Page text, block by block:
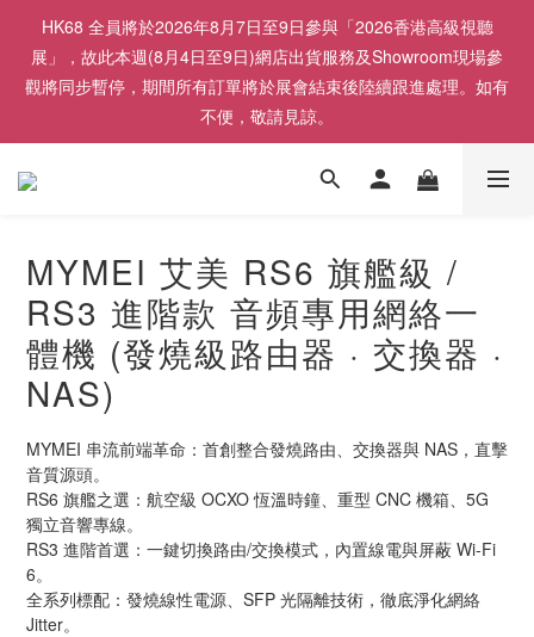
HK68 全員將於2026年8月7日至9日參與「2026香港高級視聽
展」，故此本週(8月4日至9日)網店出貨服務及Showroom現場參
觀將同步暫停，期間所有訂單將於展會結束後陸續跟進處理。如有
不便，敬請見諒。
MYMEI 艾美 RS6 旗艦級 /
RS3 進階款 音頻專用網絡一
體機 (發燒級路由器 · 交換器 ·
NAS)
MYMEI 串流前端革命：首創整合發燒路由、交換器與 NAS，直擊
音質源頭。
RS6 旗艦之選：航空級 OCXO 恆溫時鐘、重型 CNC 機箱、5G
獨立音響專線。
RS3 進階首選：一鍵切換路由/交換模式，內置線電與屏蔽 Wi-Fi
6。
全系列標配：發燒線性電源、SFP 光隔離技術，徹底淨化網絡
Jitter。